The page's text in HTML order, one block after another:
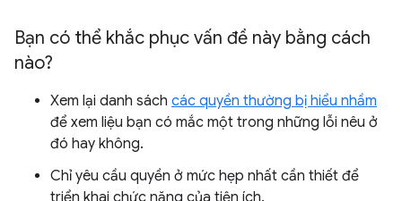
Bạn có thể khắc phục vấn đề này bằng cách
nào?
Xem lại danh sách các quyền thường bị hiểu nhầm
để xem liệu bạn có mắc một trong những lỗi nêu ở
đó hay không.
Chỉ yêu cầu quyền ở mức hẹp nhất cần thiết để
triển khai chức năng của tiện ích.